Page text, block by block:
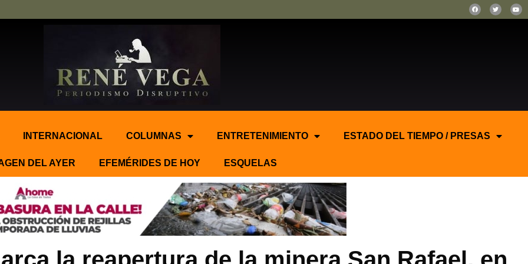
INTERNACIONAL COLUMNAS ENTRETENIMIENTO ESTADO DEL TIEMPO / PRESAS
DEL AYER EFEMÉRIDES DE HOY ESQUELAS